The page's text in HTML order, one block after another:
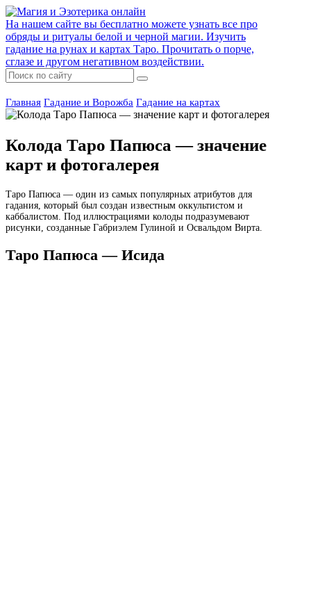
На нашем сайте вы бесплатно можете узнать все про
обряды и ритуалы белой и черной магии. Изучить
гадание на рунах и картах Таро. Прочитать о порче,
сглазе и другом негативном воздействии.
Главная Гадание и Ворожба Гадание на картах
Колода Таро Папюса — значение
карт и фотогалерея
Таро Папюса — один из самых популярных атрибутов для
гадания, который был создан известным оккультистом и
каббалистом. Под иллюстрациями колоды подразумевают
рисунки, созданные Габpиэлем Гулиной и Освальдом Вирта.
Таро Папюса — Исида